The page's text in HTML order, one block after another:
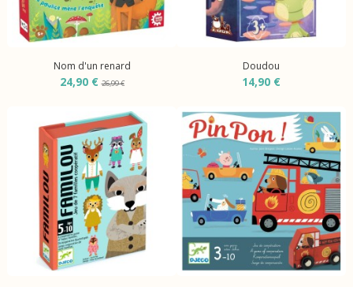
Nom d'un renard
24,90 €26,99 €
Doudou
14,90 €